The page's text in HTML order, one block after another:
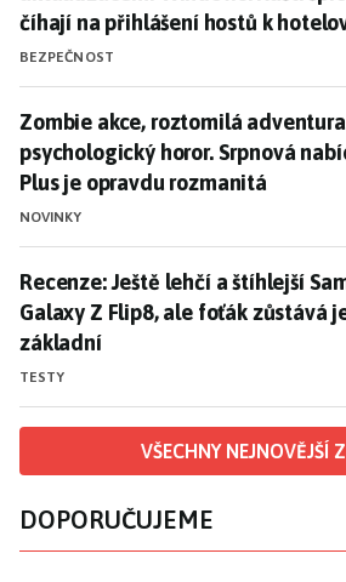
číhají na přihlášení hostů k
BEZPEČNOST
Zombie akce, roztomilá
Zombie akce, roztomilá
psychologický horor. Srpnová
Plus je opravdu rozmanitá
NOVINKY
Recenze: Ještě lehčí a štíhlejší
Recenze: Ještě lehčí a štíhlejší
Galaxy Z Flip8, ale foťák zůstává
základní
TESTY
VŠECHNY NEJNOVĚJŠÍ
DOPORUČUJEME